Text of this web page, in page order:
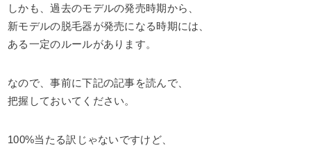
しかも、過去のモデルの発売時期から、
新モデルの脱毛器が発売になる時期には、
ある一定のルールがあります。
なので、事前に下記の記事を読んで、
把握しておいてください。
100%当たる訳じゃないですけど、